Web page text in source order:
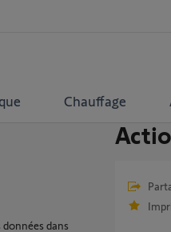
Chauffage
données dans